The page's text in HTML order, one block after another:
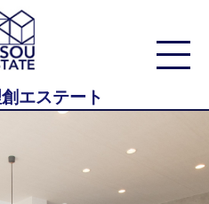
エステート